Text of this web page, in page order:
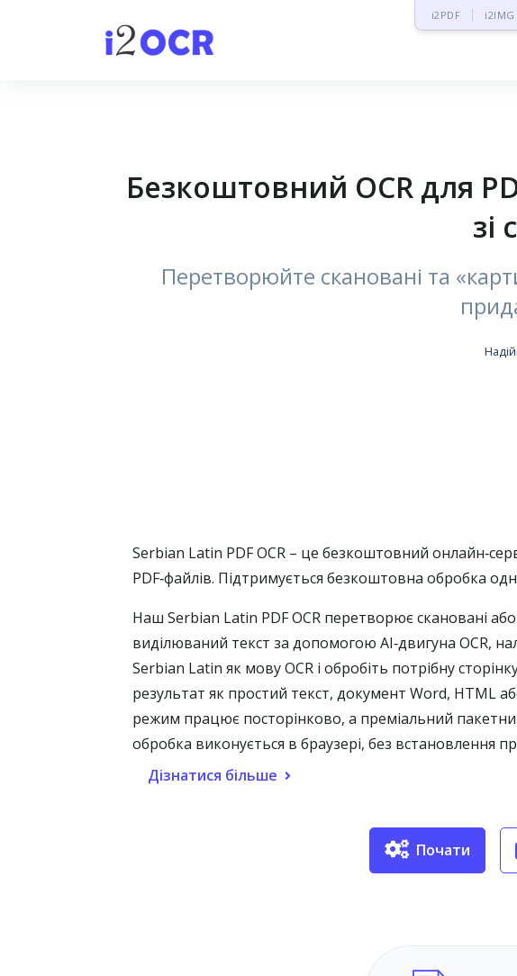
i2PDF i2IMG
Безкоштовний OCR для
зі
Перетворюйте скановані та
Serbian Latin PDF OCR – це безкоштовний
PDF‑файлів. Підтримується безкоштовна обробка
Наш Serbian Latin PDF OCR перетворює скановані
виділюваний текст за допомогою AI‑двигуна OCR,
Serbian Latin як мову OCR і обробіть потрібну
результат як простий текст, документ Word, HTML
режим працює посторінково, а преміальний
обробка виконується в браузері, без встановлення
Дізнатися більше
Почати